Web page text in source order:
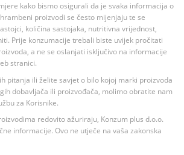
kako bismo osigurali da je svaka informacija o
proizvodi se često mijenjaju te se
količina sastojaka, nutritivna vrijednost,
Prije konzumacije trebali biste uvijek pročitati
a ne se oslanjati isključivo na informacije
stranici.
pitanja ili želite savjet o bilo kojoj marki proizvoda
dobavljača ili proizvođača, molimo obratite nam
za Korisnike.
redovito ažuriraju, Konzum plus d.o.o.
informacije. Ovo ne utječe na vaša zakonska